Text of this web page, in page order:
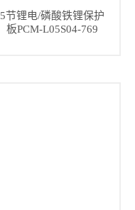
5节锂电/磷酸铁锂保护
板PCM-L05S04-769